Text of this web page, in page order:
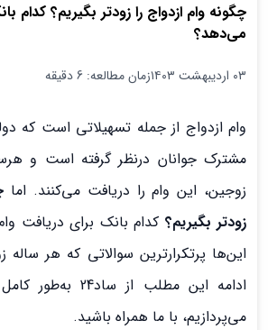
چگونه وام ازدواج را زودتر بگیریم؟ کدام
می‌دهد؟
۰۳ اردیبهشت ۱۴۰۳ زمان مطالعه: 6 دقیقه
وام ازدواج از جمله تسهیلاتی است که
مشترک جوانان درنظر گرفته است و
زوجین، این وام را دریافت می‌کنند. اما
زودتر بگیریم؟ کدام بانک برای دریافت
این‌ها پرتکرارترین سوالاتی که هر
ادامه این مطلب از
می‌پردازیم، با ما همراه باشید.